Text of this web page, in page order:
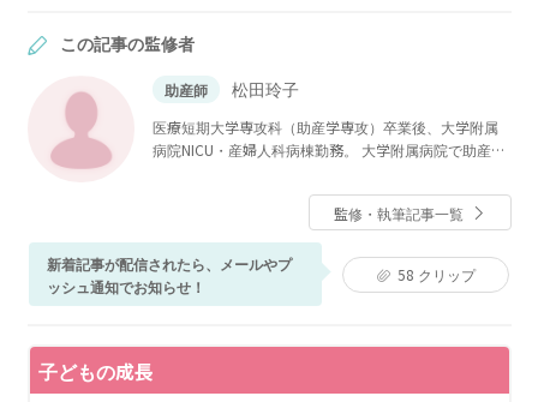
この記事の監修者
助産師 松田玲子
医療短期大学専攻科（助産学専攻）卒業後、大学附属
病院NICU・産婦人科病棟勤務。 大学附属病院で助産師
程修了。その後、私立大学看護学部母性看護学助教を
経て、現在ベビーカレンダーで医療系の記事執筆・監
修に携わる。
監修・執筆記事一覧
新着記事が配信されたら、メールやプ
ッシュ通知でお知らせ！
58 クリップ
子どもの成長